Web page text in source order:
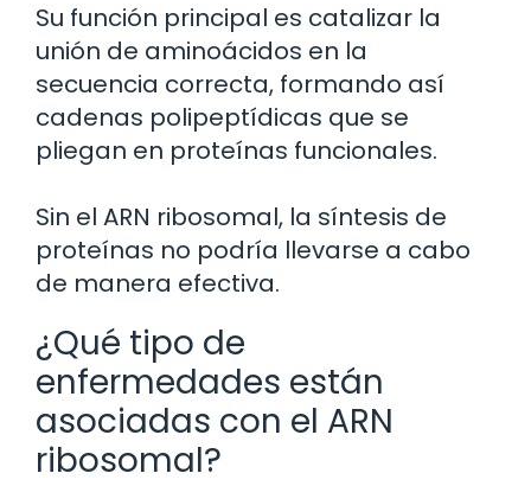
Su función principal es catalizar la
unión de aminoácidos en la
secuencia correcta, formando así
cadenas polipeptídicas que se
pliegan en proteínas funcionales.
Sin el ARN ribosomal, la síntesis de
proteínas no podría llevarse a cabo
de manera efectiva.
¿Qué tipo de
enfermedades están
asociadas con el ARN
ribosomal?